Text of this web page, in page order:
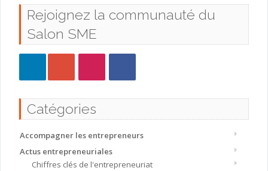
Rejoignez la communauté du
Salon SME
Catégories
Accompagner les entrepreneurs
Actus entrepreneuriales
Chiffres clés de l'entrepreneuriat